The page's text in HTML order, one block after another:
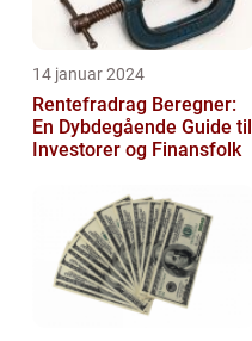
14 januar 2024
Rentefradrag Beregner:
En Dybdegående Guide til
Investorer og Finansfolk